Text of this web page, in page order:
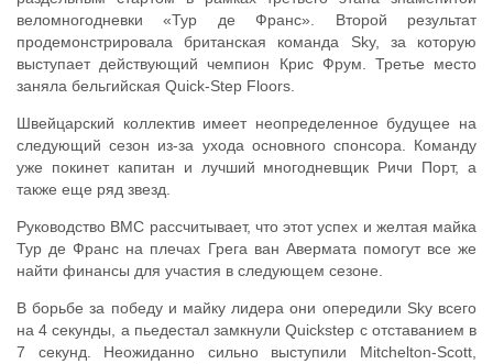
веломногодневки «Тур де Франс». Второй результат
продемонстрировала британская команда Sky, за которую
выступает действующий чемпион Крис Фрум. Третье место
заняла бельгийская Quick-Step Floors.
Швейцарский коллектив имеет неопределенное будущее на
следующий сезон из-за ухода основного спонсора. Команду
уже покинет капитан и лучший многодневщик Ричи Порт, а
также еще ряд звезд.
Руководство BMC рассчитывает, что этот успех и желтая майка
Тур де Франс на плечах Грега ван Авермата помогут все же
найти финансы для участия в следующем сезоне.
В борьбе за победу и майку лидера они опередили Sky всего
на 4 секунды, а пьедестал замкнули Quickstep с отставанием в
7 секунд. Неожиданно сильно выступили Mitchelton-Scott,